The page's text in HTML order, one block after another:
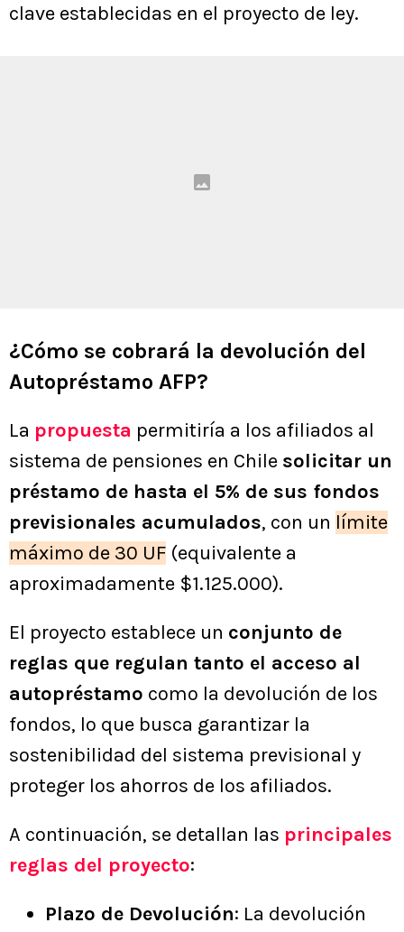
clave establecidas en el proyecto de ley.
¿Cómo se cobrará la devolución del
Autopréstamo AFP?
La propuesta permitiría a los afiliados al
sistema de pensiones en Chile solicitar un
préstamo de hasta el 5% de sus fondos
previsionales acumulados, con un límite
máximo de 30 UF (equivalente a
aproximadamente $1.125.000).
El proyecto establece un conjunto de
reglas que regulan tanto el acceso al
autopréstamo como la devolución de los
fondos, lo que busca garantizar la
sostenibilidad del sistema previsional y
proteger los ahorros de los afiliados.
A continuación, se detallan las principales
reglas del proyecto:
Plazo de Devolución: La devolución